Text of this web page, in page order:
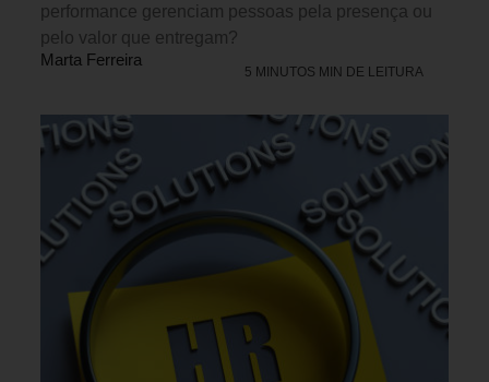
performance gerenciam pessoas pela presença ou
pelo valor que entregam?
Marta Ferreira
5 MINUTOS MIN DE LEITURA